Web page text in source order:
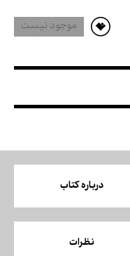
موجود نیست
درباره کتاب
نظرات